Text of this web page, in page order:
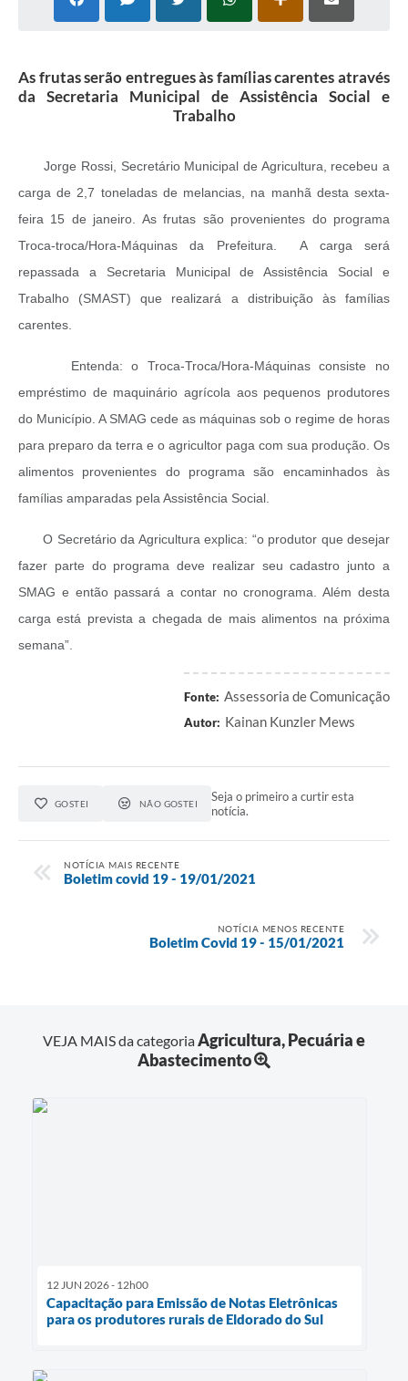
As frutas serão entregues às famílias carentes através
da Secretaria Municipal de Assistência Social e
Trabalho
Jorge Rossi, Secretário Municipal de Agricultura, recebeu a
carga de 2,7 toneladas de melancias, na manhã desta sexta-
feira 15 de janeiro. As frutas são provenientes do programa
Troca-troca/Hora-Máquinas da Prefeitura. A carga será
repassada a Secretaria Municipal de Assistência Social e
Trabalho (SMAST) que realizará a distribuição às famílias
carentes.
Entenda: o Troca-Troca/Hora-Máquinas consiste no
empréstimo de maquinário agrícola aos pequenos produtores
do Município. A SMAG cede as máquinas sob o regime de horas
para preparo da terra e o agricultor paga com sua produção. Os
alimentos provenientes do programa são encaminhados às
famílias amparadas pela Assistência Social.
O Secretário da Agricultura explica: “o produtor que desejar
fazer parte do programa deve realizar seu cadastro junto a
SMAG e então passará a contar no cronograma. Além desta
carga está prevista a chegada de mais alimentos na próxima
semana”.
Fonte: Assessoria de Comunicação
Autor: Kainan Kunzler Mews
GOSTEI NÃO GOSTEI
Seja o primeiro a curtir esta
notícia.
NOTÍCIA MAIS RECENTE
Boletim covid 19 - 19/01/2021
NOTÍCIA MENOS RECENTE
Boletim Covid 19 - 15/01/2021
VEJA MAIS da categoriaAgricultura, Pecuária e
Abastecimento
12 JUN 2026 - 12h00
Capacitação para Emissão de Notas Eletrônicas
para os produtores rurais de Eldorado do Sul